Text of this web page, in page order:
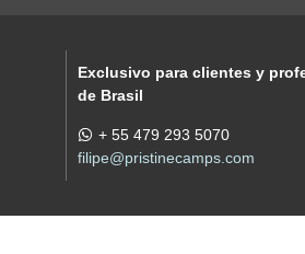
Exclusivo para clientes y
de Brasil
+ 55 479 293 5070
filipe@pristinecamps.com